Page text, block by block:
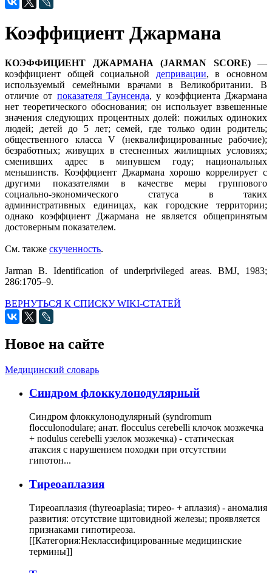
Коэффициент Джармана
КОЭФФИЦИЕНТ ДЖАРМАНА (JARMAN SCORE)—
коэффициент общей социальной депривации, в основном
используемый семейными врачами в Великобритании. В
отличие от показателя Таунсенда, у коэффциента Джармана
нет теоретического обоснования; он использует взвешенные
значения следующих процентных долей: пожилых одиноких
людей; детей до 5 лет; семей, где только один родитель;
общественного класса V (неквалифицированные рабочие);
безработных; живущих в стесненных жилищных условиях;
сменивших адрес в минувшем году; национальных
меньшинств. Коэффциент Джармана хорошо коррелирует с
другими показателями в качестве меры группового
социально-экономического статуса в таких
административных единицах, как городские территории;
однако коэффциент Джармана не является общепринятым
достоверным показателем.
Cм. также скученность.
Jarman B. Identification of underprivileged areas. BMJ, 1983;
286:1705–9.
ВЕРНУТЬСЯ К СПИСКУ WIKI-СТАТЕЙ
Новое на сайте
Медицинский словарь
Cиндром флоккулонодулярный
Синдром флоккулонодулярный (syndromum
flocculonodulare; анат. flocculus cerebelli клочок мозжечка
+ nodulus cerebelli узелок мозжечка) - статическая
атаксия с нарушением походки при отсутствии
гипотон...
Тиреоаплазия
Тиреоаплазия (thyreoaplasia; тирео- + аплазия) - аномалия
развития: отсутствие щитовидной железы; проявляется
признаками гипотиреоза.
[[Категория:Неклассифицированные медицинские
термины]]